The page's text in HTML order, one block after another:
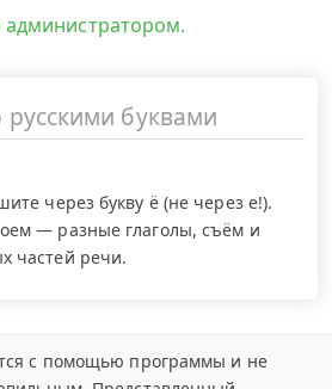
через букву ё (не через е!).
— разные глаголы, съём и
частей речи.
с помощью программы и не